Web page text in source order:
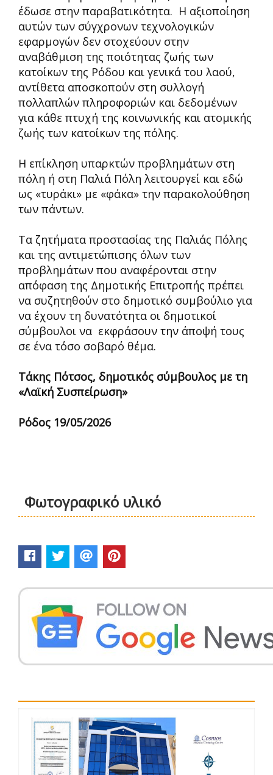
έδωσε στην παραβατικότητα. Η αξιοποίηση
αυτών των σύγχρονων τεχνολογικών
εφαρμογών δεν στοχεύουν στην
αναβάθμιση της ποιότητας ζωής των
κατοίκων της Ρόδου και γενικά του λαού,
αντίθετα αποσκοπούν στη συλλογή
πολλαπλών πληροφοριών και δεδομένων
για κάθε πτυχή της κοινωνικής και ατομικής
ζωής των κατοίκων της πόλης.
Η επίκληση υπαρκτών προβλημάτων στη
πόλη ή στη Παλιά Πόλη λειτουργεί και εδώ
ως «τυράκι» με «φάκα» την παρακολούθηση
των πάντων.
Τα ζητήματα προστασίας της Παλιάς Πόλης
και της αντιμετώπισης όλων των
προβλημάτων που αναφέρονται στην
απόφαση της Δημοτικής Επιτροπής πρέπει
να συζητηθούν στο δημοτικό συμβούλιο για
να έχουν τη δυνατότητα οι δημοτικοί
σύμβουλοι να εκφράσουν την άποψή τους
σε ένα τόσο σοβαρό θέμα.
Τάκης Πότσος, δημοτικός σύμβουλος με τη
«Λαϊκή Συσπείρωση»
Ρόδος 19/05/2026
Φωτογραφικό υλικό